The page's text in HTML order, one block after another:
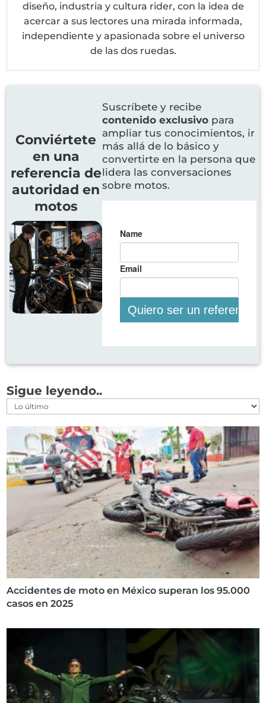
diseño, industria y cultura rider, con la idea de
acercar a sus lectores una mirada informada,
independiente y apasionada sobre el universo
de las dos ruedas.
Conviértete
en una
referencia de
autoridad en
motos
Suscríbete y recibe
contenido exclusivo para
ampliar tus conocimientos, ir
más allá de lo básico y
convertirte en la persona que
lidera las conversaciones
sobre motos.
Sigue leyendo..
Accidentes de moto en México superan los 95.000
casos en 2025